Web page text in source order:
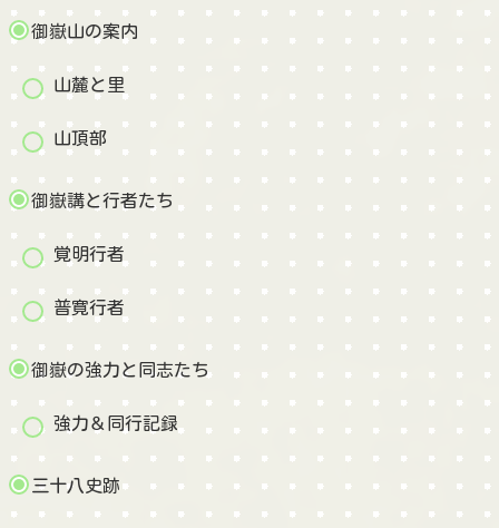
御嶽山の案内
山麓と里
山頂部
御嶽講と行者たち
覚明行者
普寛行者
御嶽の強力と同志たち
強力＆同行記録
三十八史跡